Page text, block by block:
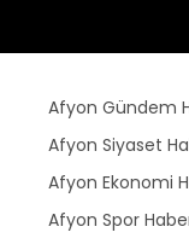
Afyon Gündem
Afyon Siyaset
Afyon Ekonomi
Afyon Spor